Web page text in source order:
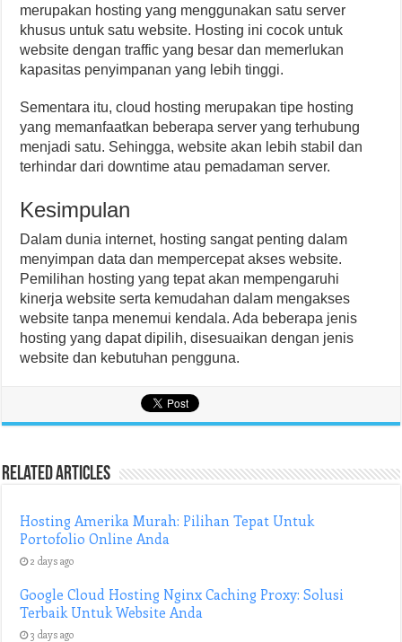
merupakan hosting yang menggunakan satu server
khusus untuk satu website. Hosting ini cocok untuk
website dengan traffic yang besar dan memerlukan
kapasitas penyimpanan yang lebih tinggi.
Sementara itu, cloud hosting merupakan tipe hosting
yang memanfaatkan beberapa server yang terhubung
menjadi satu. Sehingga, website akan lebih stabil dan
terhindar dari downtime atau pemadaman server.
Kesimpulan
Dalam dunia internet, hosting sangat penting dalam
menyimpan data dan mempercepat akses website.
Pemilihan hosting yang tepat akan mempengaruhi
kinerja website serta kemudahan dalam mengakses
website tanpa menemui kendala. Ada beberapa jenis
hosting yang dapat dipilih, disesuaikan dengan jenis
website dan kebutuhan pengguna.
Related Articles
Hosting Amerika Murah: Pilihan Tepat Untuk
Portofolio Online Anda
2 days ago
Google Cloud Hosting Nginx Caching Proxy: Solusi
Terbaik Untuk Website Anda
3 days ago